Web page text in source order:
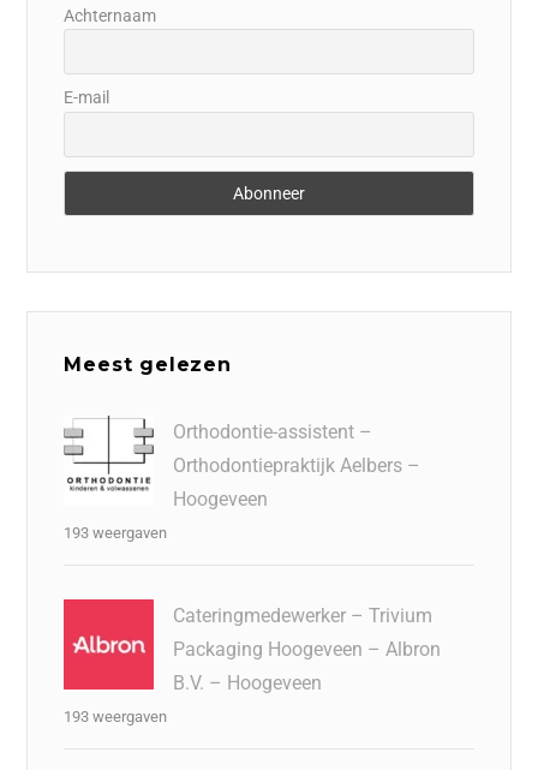
Achternaam
E-mail
Meest gelezen
Orthodontie-assistent –
Orthodontiepraktijk Aelbers –
Hoogeveen
193 weergaven
Cateringmedewerker – Trivium
Packaging Hoogeveen – Albron
B.V. – Hoogeveen
193 weergaven